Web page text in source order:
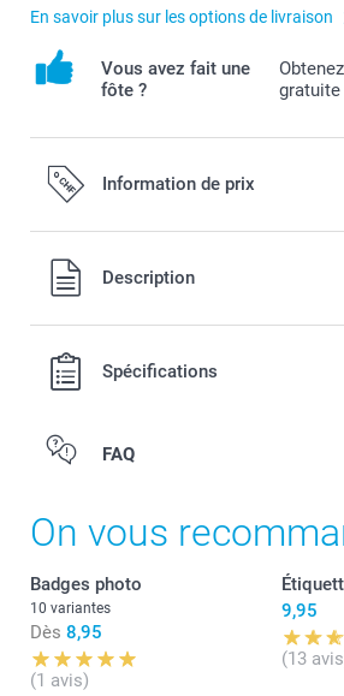
En savoir plus sur les options de livraison
Vous avez fait une
fôte ?
gratuite
Information de prix
Tous les prix sont en francs suisses
hors frais de port.
Description
Spécifications
FAQ
On vous
Badges photo
10 variantes
Dès 8,95
(1 avis)
9,95
(13